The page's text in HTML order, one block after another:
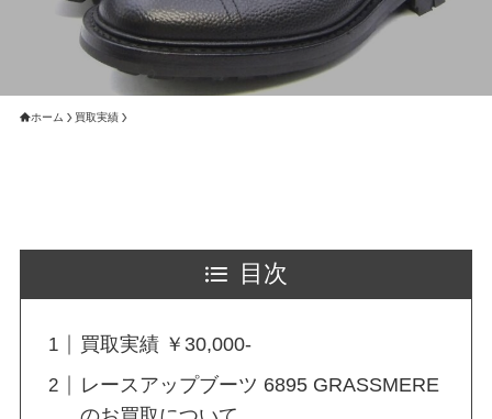
ホーム 買取実績
目次
買取実績 ￥30,000-
レースアップブーツ 6895 GRASSMERE